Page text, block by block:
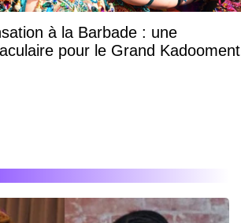
à la Barbade : une
pour le Grand Kadooment